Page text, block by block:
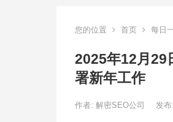
您的位置 首页 每日
2025年12月29
署新年工作
作者: 解密SEO公司 发